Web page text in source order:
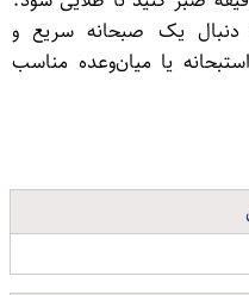
یک صبحانه سریع و
یا میان‌وعده مناسب